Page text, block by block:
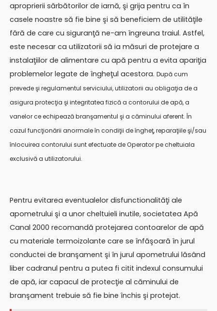
aproprierii sărbătorilor de iarnă, şi grija pentru ca în
casele noastre să fie bine şi să beneficiem de utilităţile
fără de care cu siguranţă ne-am îngreuna traiul. Astfel,
este necesar ca utilizatorii să ia măsuri de protejare a
instalaţiilor de alimentare cu apă pentru a evita apariţia
problemelor legate de îngheţul acestora. După cum
prevede şi regulamentul serviciului, utilizatorii au obligaţia de a
asigura protecţia şi integritatea fizică a contorului de apă, a
vanelor ce echipează branşamentul şi a căminului aferent. În
cazul funcţionării anormale în condiţii de îngheţ, reparaţiile şi/sau
înlocuirea contorului sunt efectuate de Operator pe cheltuiala
exclusivă a utilizatorului.
Pentru evitarea eventualelor disfunctionalităţi ale
apometrului şi a unor cheltuieli inutile, societatea Apă
Canal 2000 recomandă protejarea contoarelor de apă
cu materiale termoizolante care se înfăşoară în jurul
conductei de branşament şi în jurul apometrului lăsând
liber cadranul pentru a putea fi citit indexul consumului
de apă, iar capacul de protecţie al căminului de
branşament trebuie să fie bine închis şi protejat.